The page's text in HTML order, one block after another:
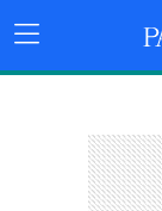
Menu
Principal